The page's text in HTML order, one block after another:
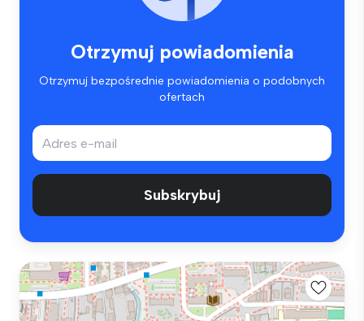
Otrzymuj powiadomienia
Otrzymuj bezpośrednie powiadomienia o podobnych
ofertach
Subskrybuj